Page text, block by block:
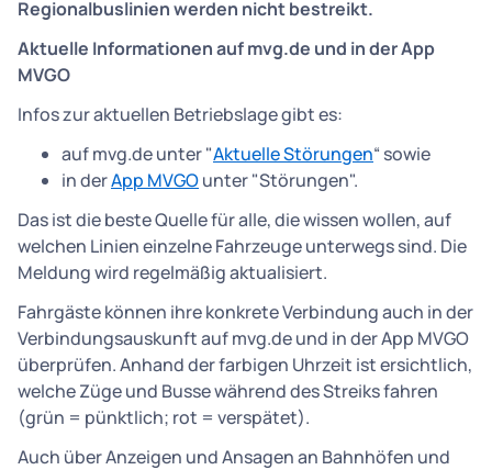
Regionalbuslinien werden nicht bestreikt.
Aktuelle Informationen auf mvg.de und in der App
MVGO
Infos zur aktuellen Betriebslage gibt es:
auf mvg.de unter "Aktuelle Störungen“ sowie
in derApp MVGOunter "Störungen".
Das ist die beste Quelle für alle, die wissen wollen, auf
welchen Linien einzelne Fahrzeuge unterwegs sind. Die
Meldung wird regelmäßig aktualisiert.
Fahrgäste können ihre konkrete Verbindung auch in der
Verbindungsauskunft auf mvg.de und in der App MVGO
überprüfen. Anhand der farbigen Uhrzeit ist ersichtlich,
welche Züge und Busse während des Streiks fahren
(grün = pünktlich; rot = verspätet).
Auch über Anzeigen und Ansagen an Bahnhöfen und